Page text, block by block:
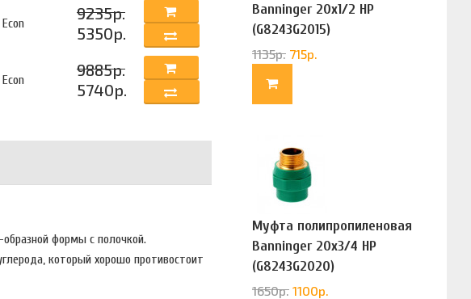
Econ
9235р.
5350р.
Econ
9885р.
5740р.
формы с полочкой.
который хорошо противостоит
Banninger 20х1/2 НР
(G8243G2015)
1135р. 715р.
Муфта полипропиленовая
Banninger 20х3/4 НР
(G8243G2020)
1650р. 1100р.